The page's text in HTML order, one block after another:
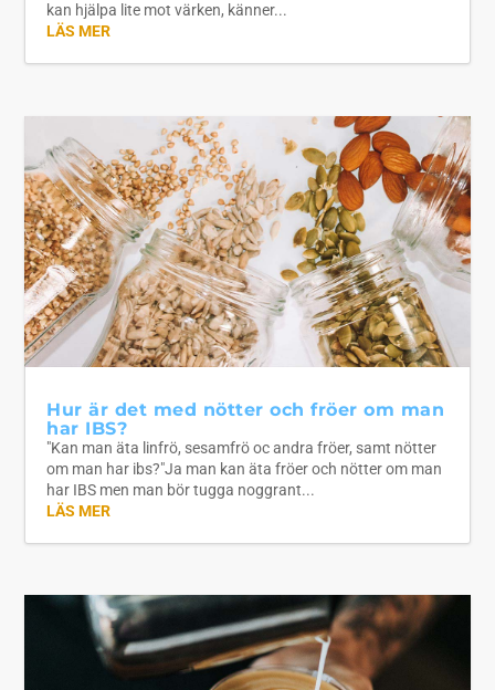
kan hjälpa lite mot värken, känner...
LÄS MER
Hur är det med nötter och fröer om man
har IBS?
"Kan man äta linfrö, sesamfrö oc andra fröer, samt nötter
om man har ibs?"Ja man kan äta fröer och nötter om man
har IBS men man bör tugga noggrant...
LÄS MER